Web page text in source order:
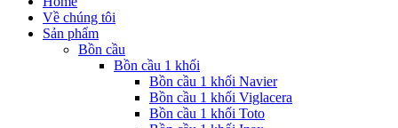
Về chúng tôi
Sản phẩm
Bồn cầu
Bồn cầu 1 khối
Bồn cầu 1 khối Navier
Bồn cầu 1 khối Viglacera
Bồn cầu 1 khối Toto